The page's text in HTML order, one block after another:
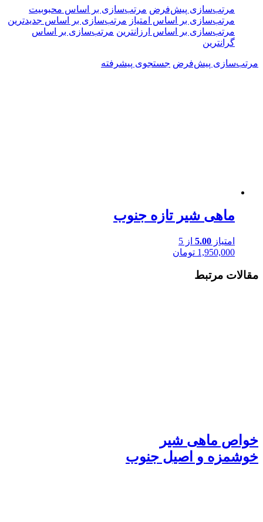
مرتب‌سازی پیش‌فرض مرتب‌سازی بر اساس محبوبیت
مرتب‌سازی بر اساس امتیاز مرتب‌سازی بر اساس جدیدترین
مرتب‌سازی بر اساس ارزانترین مرتب‌سازی بر اساس
گرانترین
مرتب‌سازی پیش‌فرض جستجوی پیشرفته
ماهی شیر تازه جنوب
امتیاز 5.00 از 5
1,950,000 تومان
مقالات مرتبط
خواص ماهی شیر
خوشمزه و اصیل جنوب